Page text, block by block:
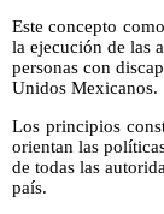
Este concepto
la ejecución de las
personas con
Unidos Mexicanos.
Los principios
orientan las
de todas las
país.